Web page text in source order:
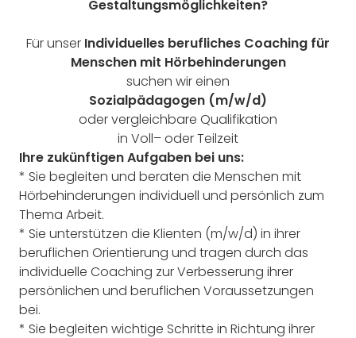
Gestaltungsmöglichkeiten?
Für unser Individuelles berufliches Coaching für
Menschen mit Hörbehinderungen
suchen wireinen
Sozialpädagogen (m/w/d)
oder vergleichbare Qualifikation
in Voll–oder Teilzeit
Ihre zukünftigenAufgaben bei uns:
* Sie begleiten und beraten die Menschen mit
Hörbehinderungen individuell und persönlich zum
Thema Arbeit.
* Sie unterstützen die Klienten (m/w/d) in ihrer
beruflichen Orientierung und tragen durch das
individuelle Coaching zurVerbesserung ihrer
persönlichen und beruflichen Voraussetzungen
bei.
* Sie begleiten wichtige Schritte in Richtung ihrer